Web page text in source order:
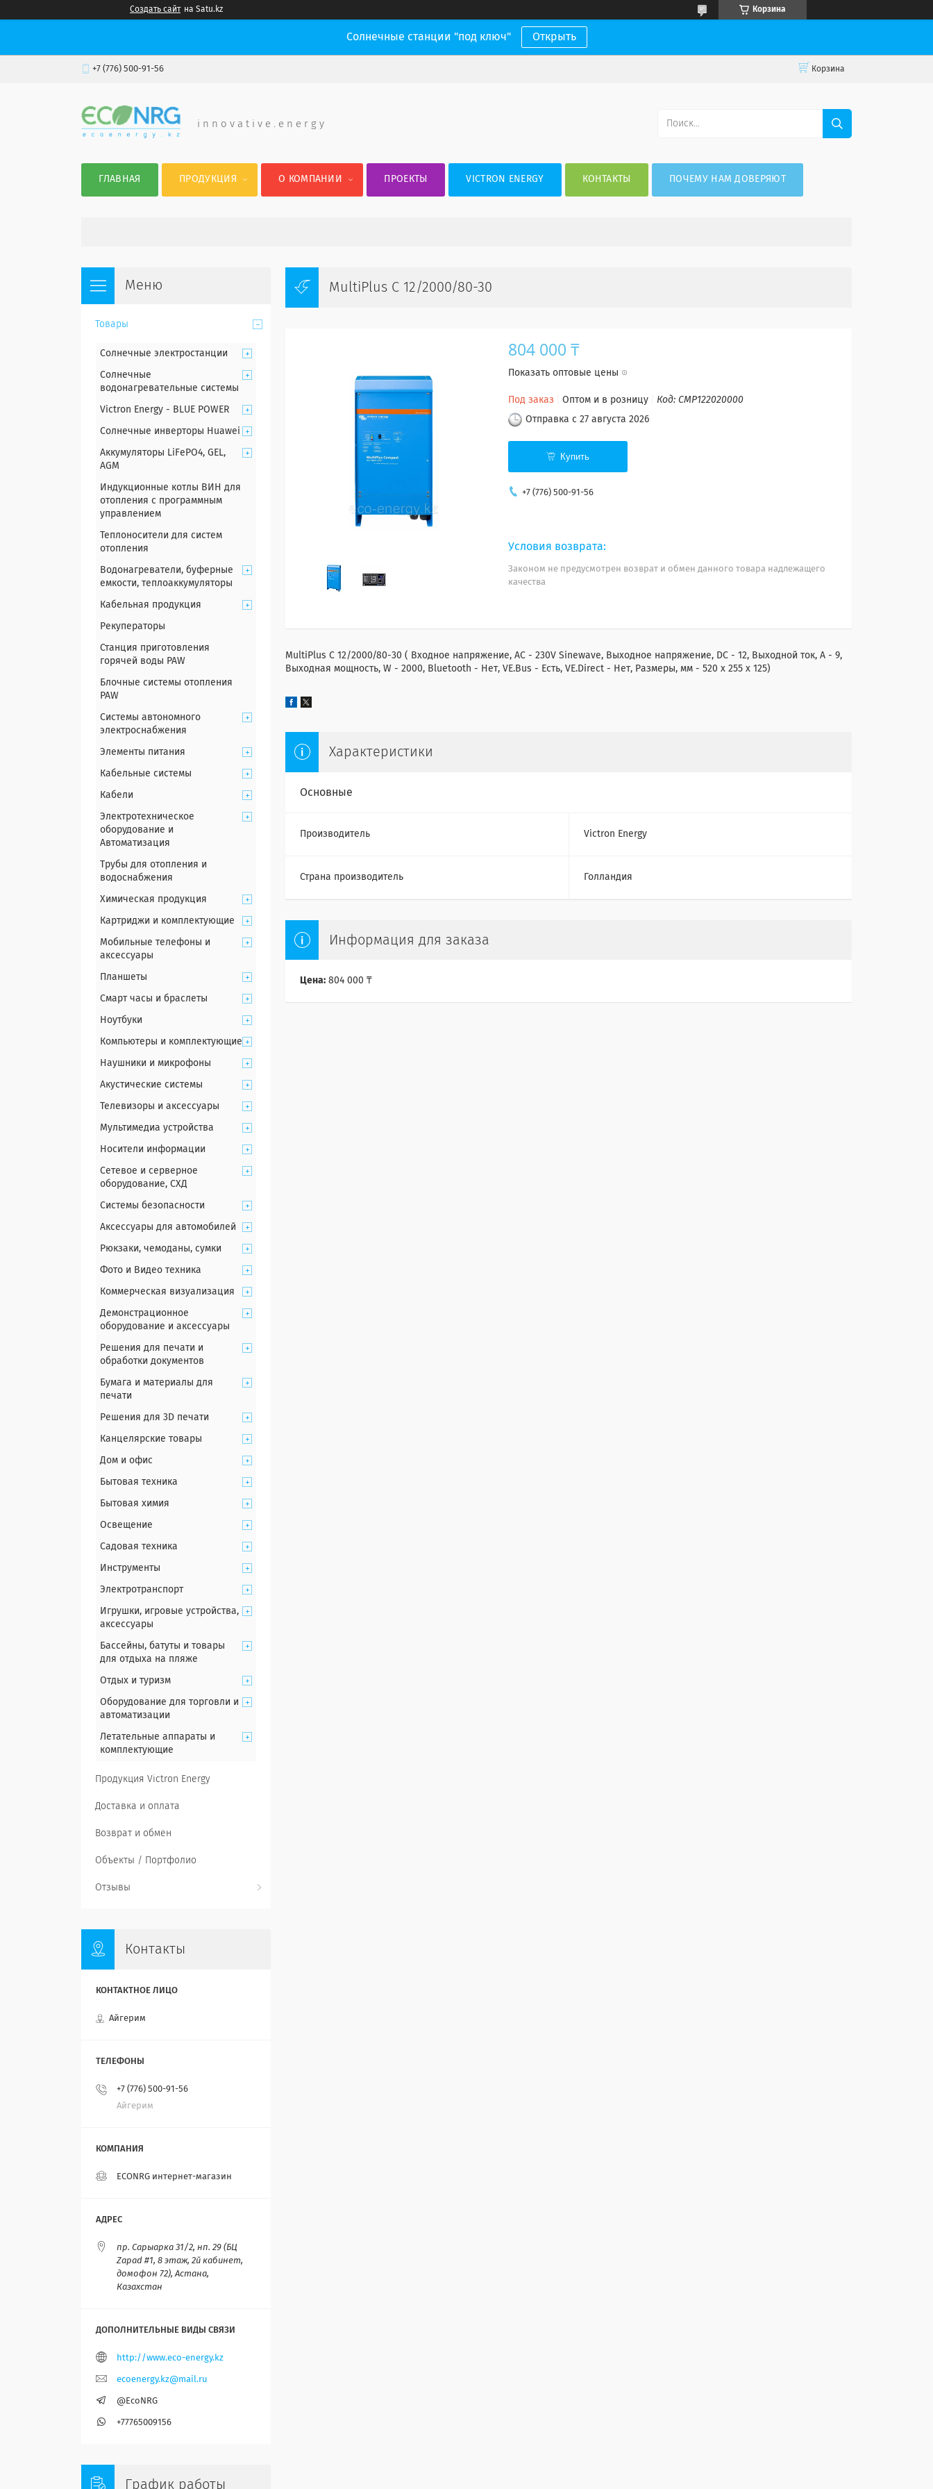
Создать сайт на Satu.kz Корзина
Солнечные станции "под ключ" Открыть
+7 (776) 500-91-56 Корзина
i n n o v a t i v e . e n e r g y
ГЛАВНАЯ ПРОДУКЦИЯ О КОМПАНИИ ПРОЕКТЫ VICTRON ENERGY КОНТАКТЫ ПОЧЕМУ НАМ ДОВЕРЯЮТ
MultiPlus C 12/2000/80-30
804 000 ₸
Показать оптовые цены
Под заказ Оптом и в розницу Код: CMP122020000
Отправка с 27 августа 2026
Купить
+7 (776) 500-91-56
Законом не предусмотрен возврат и обмен данного товара надлежащего
качества
MultiPlus C 12/2000/80-30 ( Входное напряжение, AC - 230V Sinewave, Выходное напряжение, DC - 12, Выходной ток, А - 9,
Выходная мощность, W - 2000, Bluetooth - Нет, VE.Bus - Есть, VE.Direct - Нет, Размеры, мм - 520 x 255 x 125)
Характеристики
Основные
Производитель Victron Energy
Страна производитель Голландия
Информация для заказа
Цена: 804 000 ₸
Товары
Солнечные электростанции
Солнечные
водонагревательные системы
Victron Energy - BLUE POWER
Солнечные инверторы Huawei
Аккумуляторы LiFePO4, GEL,
AGM
Индукционные котлы ВИН для
отопления с программным
управлением
Теплоносители для систем
отопления
Водонагреватели, буферные
емкости, теплоаккумуляторы
Кабельная продукция
Рекуператоры
Станция приготовления
горячей воды PAW
Блочные системы отопления
PAW
Системы автономного
электроснабжения
Элементы питания
Кабельные системы
Кабели
Электротехническое
оборудование и
Автоматизация
Трубы для отопления и
водоснабжения
Химическая продукция
Картриджи и комплектующие
Мобильные телефоны и
аксессуары
Планшеты
Смарт часы и браслеты
Ноутбуки
Компьютеры и комплектующие
Наушники и микрофоны
Акустические системы
Телевизоры и аксессуары
Мультимедиа устройства
Носители информации
Сетевое и серверное
оборудование, СХД
Системы безопасности
Аксессуары для автомобилей
Рюкзаки, чемоданы, сумки
Фото и Видео техника
Коммерческая визуализация
Демонстрационное
оборудование и аксессуары
Решения для печати и
обработки документов
Бумага и материалы для
печати
Решения для 3D печати
Канцелярские товары
Дом и офис
Бытовая техника
Бытовая химия
Освещение
Садовая техника
Инструменты
Электротранспорт
Игрушки, игровые устройства,
аксессуары
Бассейны, батуты и товары
для отдыха на пляже
Отдых и туризм
Оборудование для торговли и
автоматизации
Летательные аппараты и
комплектующие
Продукция Victron Energy
Доставка и оплата
Возврат и обмен
Объекты / Портфолио
Отзывы
Контакты
Айгерим
+7 (776) 500-91-56
Айгерим
ECONRG интернет-магазин
пр. Сарыарка 31/2, нп. 29 (БЦ
Zapad #1, 8 этаж, 2й кабинет,
домофон 72), Астана,
Казахстан
http://www.eco-energy.kz
ecoenergy.kz@mail.ru
@EcoNRG
+77765009156
График работы